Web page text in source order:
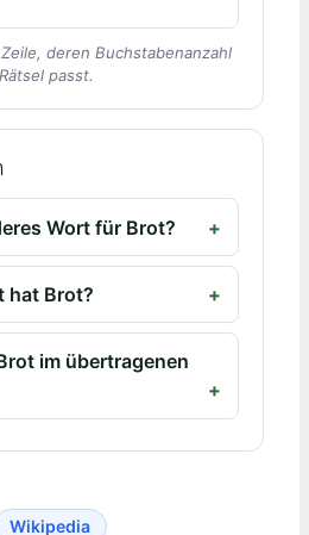
deren Buchstabenanzahl
passt.
Wort für Brot?
hat Brot?
im übertragenen
Wikipedia